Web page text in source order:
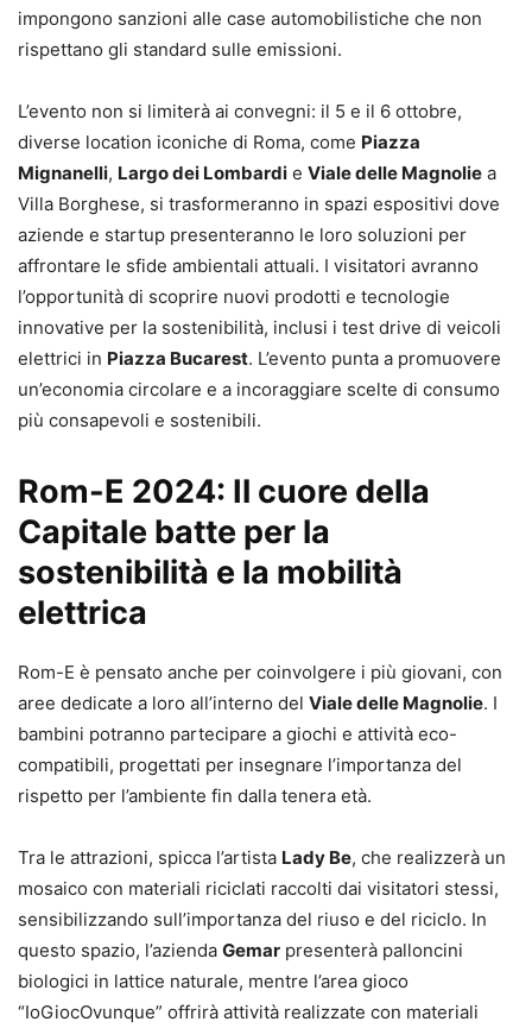
impongono sanzioni alle case automobilistiche che non
rispettano gli standard sulle emissioni.
L’evento non si limiterà ai convegni: il 5 e il 6 ottobre,
diverse location iconiche di Roma, come Piazza
Mignanelli, Largo dei Lombardi e Viale delle Magnolie a
Villa Borghese, si trasformeranno in spazi espositivi dove
aziende e startup presenteranno le loro soluzioni per
affrontare le sfide ambientali attuali. I visitatori avranno
l’opportunità di scoprire nuovi prodotti e tecnologie
innovative per la sostenibilità, inclusi i test drive di veicoli
elettrici in Piazza Bucarest. L’evento punta a promuovere
un’economia circolare e a incoraggiare scelte di consumo
più consapevoli e sostenibili.
Rom-E 2024: Il cuore della
Capitale batte per la
sostenibilità e la mobilità
elettrica
Rom-E è pensato anche per coinvolgere i più giovani, con
aree dedicate a loro all’interno del Viale delle Magnolie. I
bambini potranno partecipare a giochi e attività eco-
compatibili, progettati per insegnare l’importanza del
rispetto per l’ambiente fin dalla tenera età.
Tra le attrazioni, spicca l’artista Lady Be, che realizzerà un
mosaico con materiali riciclati raccolti dai visitatori stessi,
sensibilizzando sull’importanza del riuso e del riciclo. In
questo spazio, l’azienda Gemar presenterà palloncini
biologici in lattice naturale, mentre l’area gioco
“IoGiocOvunque” offrirà attività realizzate con materiali